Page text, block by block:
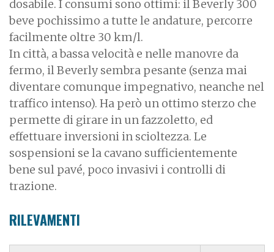
dosabile. I consumi sono ottimi: il Beverly 300
beve pochissimo a tutte le andature, percorre
facilmente oltre 30 km/l.
In città, a bassa velocità e nelle manovre da
fermo, il Beverly sembra pesante (senza mai
diventare comunque impegnativo, neanche nel
traffico intenso). Ha però un ottimo sterzo che
permette di girare in un fazzoletto, ed
effettuare inversioni in scioltezza. Le
sospensioni se la cavano sufficientemente
bene sul pavé, poco invasivi i controlli di
trazione.
RILEVAMENTI